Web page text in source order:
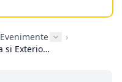
Evenimente
›
"Omul Total - Abundenta Interioara si Exterioara" 2014